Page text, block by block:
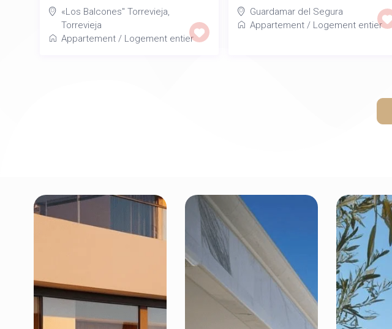
«Los Balcones" Torrevieja,
Torrevieja
Appartement / Logement entier
Guardamar del Segura
Appartement/ Logement entier